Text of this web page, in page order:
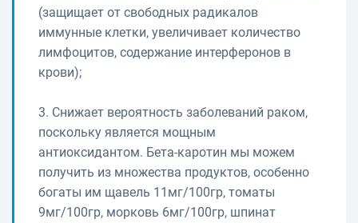
(защищает от свободных радикалов
иммунные клетки, увеличивает количество
лимфоцитов, содержание интерферонов в
крови);
3. Снижает вероятность заболеваний раком,
поскольку является мощным
антиоксидантом. Бета-каротин мы можем
получить из множества продуктов, особенно
богаты им щавель 11мг/100гр, томаты
9мг/100гр, морковь 6мг/100гр, шпинат